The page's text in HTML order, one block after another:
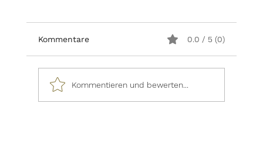
Kommentare 0.0 / 5 (0)
Kommentieren und bewerten...